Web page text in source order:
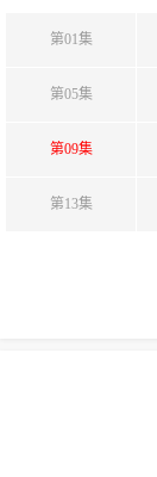
第01集
第05集
第09集
第13集